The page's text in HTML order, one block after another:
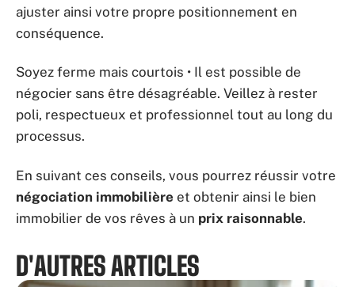
ajuster ainsi votre propre positionnement en
conséquence.
Soyez ferme mais courtois • Il est possible de
négocier sans être désagréable. Veillez à rester
poli, respectueux et professionnel tout au long du
processus.
En suivant ces conseils, vous pourrez réussir votre
négociation immobilière et obtenir ainsi le bien
immobilier de vos rêves à un prix raisonnable.
D'AUTRES ARTICLES